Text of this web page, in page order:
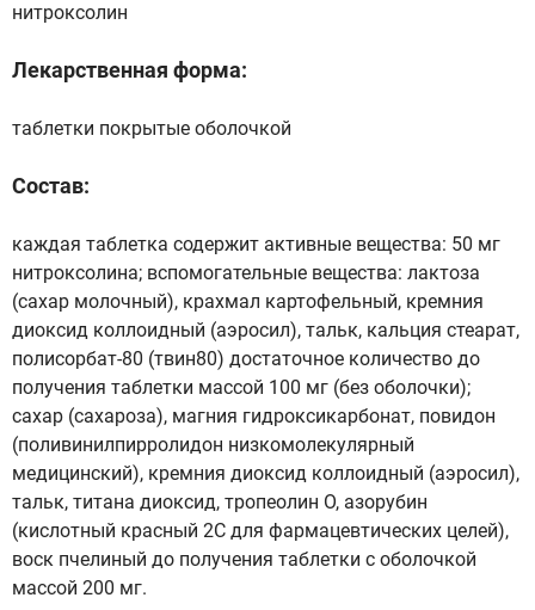
нитроксолин
Лекарственная форма:
таблетки покрытые оболочкой
Состав:
каждая таблетка содержит активные вещества: 50 мг
нитроксолина; вспомогательные вещества: лактоза
(сахар молочный), крахмал картофельный, кремния
диоксид коллоидный (аэросил), тальк, кальция стеарат,
полисорбат-80 (твин80) достаточное количество до
получения таблетки массой 100 мг (без оболочки);
сахар (сахароза), магния гидроксикарбонат, повидон
(поливинилпирролидон низкомолекулярный
медицинский), кремния диоксид коллоидный (аэросил),
тальк, титана диоксид, тропеолин О, азорубин
(кислотный красный 2С для фармацевтических целей),
воск пчелиный до получения таблетки с оболочкой
массой 200 мг.